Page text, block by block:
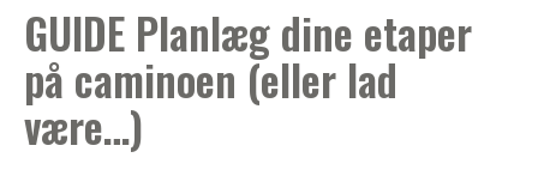
GUIDE Planlæg dine etaper
på caminoen (eller lad
være…)